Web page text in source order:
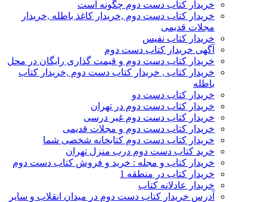
خریدار کتاب دست دوم چگونه است
خریدار کتاب دست دوم ,خریدار کاغذ باطله ,خریدار
مجلات قدیمی
خریدار کتاب نفیس
آگهی خریدار کتاب دست دوم
خریدار کتاب دست دوم و قیمت گذاری رایگان در محل
خریدار کتاب , خریدار کتاب دست دوم ,خریدار کتاب
باطله
خریدار کتاب دست دو
خریدار کتاب دست دوم در تهران
خریدار کتاب دست دوم غیر درسی
خریدار کتاب دست دوم و مجلات قدیمی
خریدار کتاب دست دوم کتابخانه شخصی شما
خرید کتاب دست دوم درب منزل تهران
خریدار کتاب و مجله : خرید و فروش کتاب دست دوم
خریدار کتاب در منطقه 1
خریدار عادلانه کتاب
آدرس خریدار کتاب دست دوم در میدان انقلاب و سایر